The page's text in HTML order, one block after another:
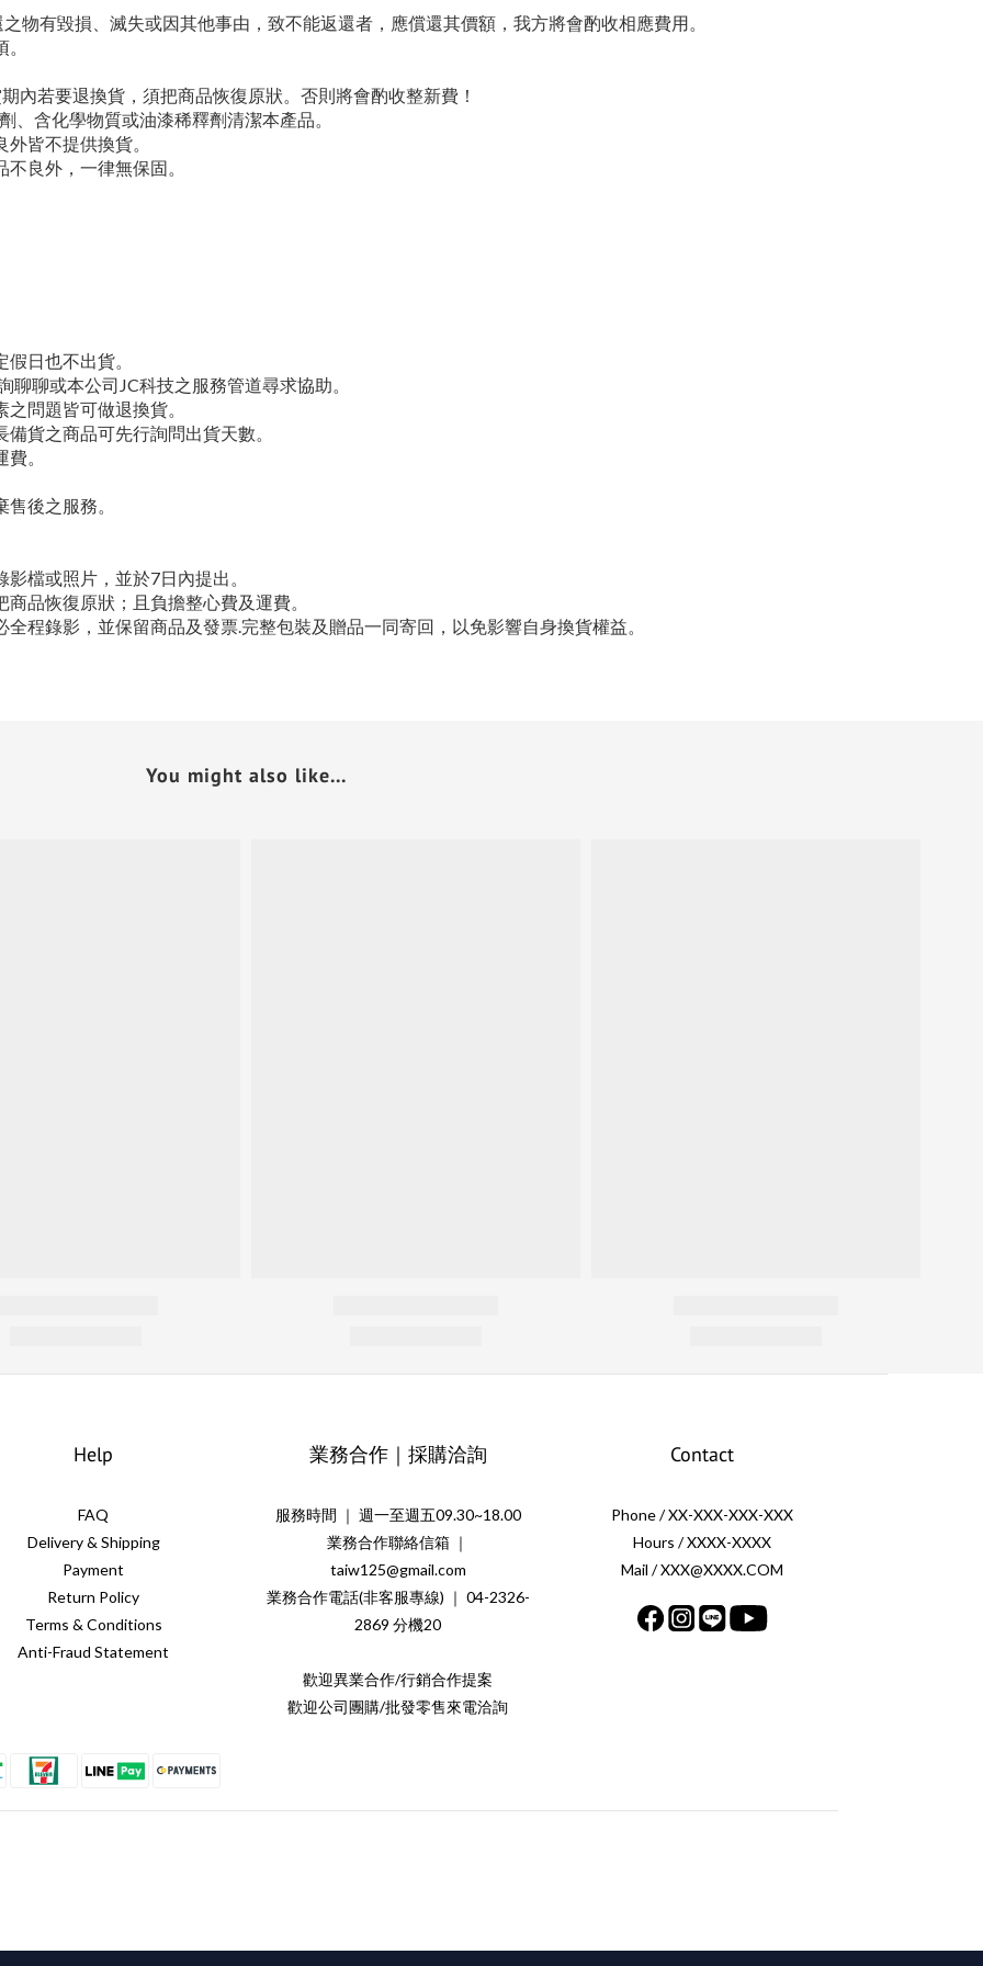
物有毀損、滅失或因其他事由，致不能返還者，應償還其價額，我方將會酌收相應費用。
內若要退換貨，須把商品恢復原狀。否則將會酌收整新費！
、含化學物質或油漆稀釋劑清潔本產品。
皆不提供換貨。
良外，一律無保固。
日也不出貨。
聊或本公司JC科技之服務管道尋求協助。
問題皆可做退換貨。
貨之商品可先行詢問出貨天數。
。
後之服務。
檔或照片，並於7日內提出。
品恢復原狀；且負擔整心費及運費。
程錄影，並保留商品及發票.完整包裝及贈品一同寄回，以免影響自身換貨權益。
You might also like...
Help
FAQ
Delivery & Shipping
Payment
Return Policy
Terms & Conditions
Anti-Fraud Statement
業務合作｜採購洽詢
服務時間 ｜ 週一至週五09.30~18.00
業務合作聯絡信箱 ｜
taiw125@gmail.com
業務合作電話(非客服專線) ｜ 04-2326-
2869 分機20
歡迎異業合作/行銷合作提案
歡迎公司團購/批發零售來電洽詢
Contact
Phone / XX-XXX-XXX-XXX
Hours / XXXX-XXXX
Mail / XXX@XXXX.COM